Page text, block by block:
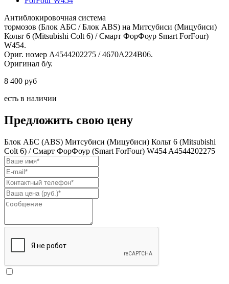
Антиблокировочная система
тормозов (Блок АБС / Блок ABS) на Митсубиси (Мицубиси)
Кольт 6 (Mitsubishi Colt 6) / Смарт ФорФоур Smart ForFour)
W454.
Ориг. номер A4544202275 / 4670A224B06.
Оригинал б/у.
8 400 руб
есть в наличии
Предложить свою цену
Блок АБС (ABS) Митсубиси (Мицубиси) Кольт 6 (Mitsubishi
Colt 6) / Смарт ФорФоур (Smart ForFour) W454 A4544202275